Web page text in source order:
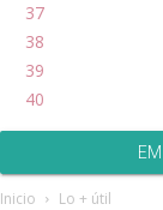
37
38
39
40
Inicio Lo + útil